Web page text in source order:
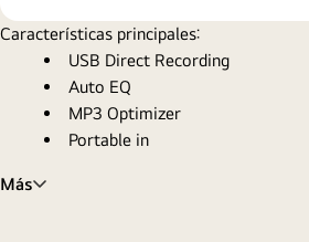
Características principales:
USB Direct Recording
Auto EQ
MP3 Optimizer
Portable in
Más